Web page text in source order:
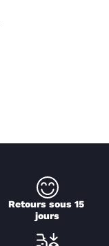
Retours sous 15
jours